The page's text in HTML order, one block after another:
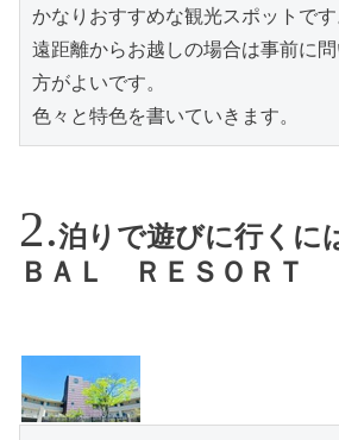
かなりおすすめな観光スポットです
遠距離からお越しの場合は事前に
方がよいです。
色々と特色を書いていきます。
泊りで遊びに行くに
ＢＡＬ ＲＥＳＯＲＴ